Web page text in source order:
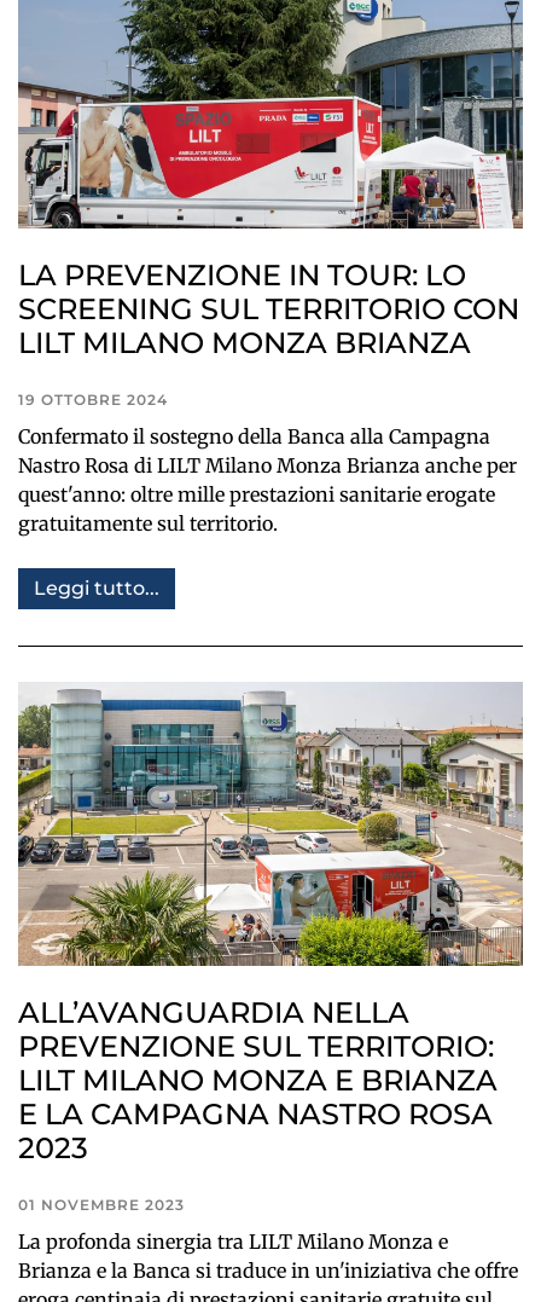
LA PREVENZIONE IN TOUR: LO
SCREENING SUL TERRITORIO CON
LILT MILANO MONZA BRIANZA
19 OTTOBRE 2024
Confermato il sostegno della Banca alla Campagna
Nastro Rosa di LILT Milano Monza Brianza anche per
quest'anno: oltre mille prestazioni sanitarie erogate
gratuitamente sul territorio.
Leggi tutto...
ALL’AVANGUARDIA NELLA
PREVENZIONE SUL TERRITORIO:
LILT MILANO MONZA E BRIANZA
E LA CAMPAGNA NASTRO ROSA
2023
01 NOVEMBRE 2023
La profonda sinergia tra LILT Milano Monza e
Brianza e la Banca si traduce in un'iniziativa che offre